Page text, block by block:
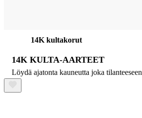
14K kultakorut
14K KULTA-AARTEET
Löydä ajatonta kauneutta joka tilanteeseen